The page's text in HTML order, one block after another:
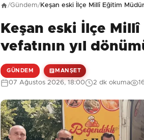
Güvenlik Sorusu: 3 + 9 = ?
/Gündem/Keşan eski İlçe Millî Eğitim
Keşan eski İlçe
vefatının yıl
GÜNDEM MANŞET
07 Ağustos 2026, 18:00 2 dk okuma